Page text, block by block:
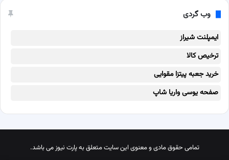
وب گردی
ایمپلنت شیراز
ترخیص کالا
خرید جعبه پیتزا مقوایی
صفحه یوسی واریا شاپ
تمامی حقوق مادی و معنوی این سایت متعلق به پارت نیوز می باشد.